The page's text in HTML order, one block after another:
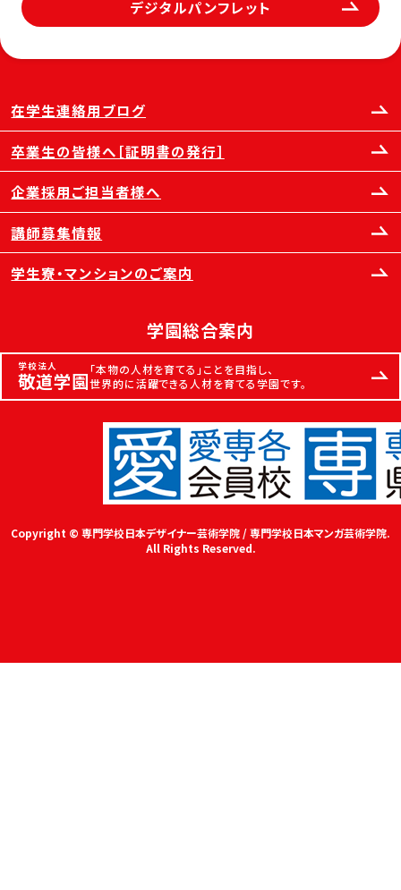
デジタルパンフレット
在学生連絡用ブログ
卒業生の皆様へ［証明書の発行］
企業採用ご担当者様へ
講師募集情報
学生寮・マンションのご案内
学園総合案内
学校法人
敬道学園「本物の人材を育てる」ことを目指し、
世界的に活躍できる人材を育てる学園です。
Copyright © 専門学校日本デザイナー芸術学院 / 専門学校日本マンガ芸術学院.
All Rights Reserved.